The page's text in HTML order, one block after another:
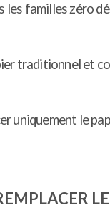
€.2,00 €.
familles zéro
traditionnel et
uniquement le